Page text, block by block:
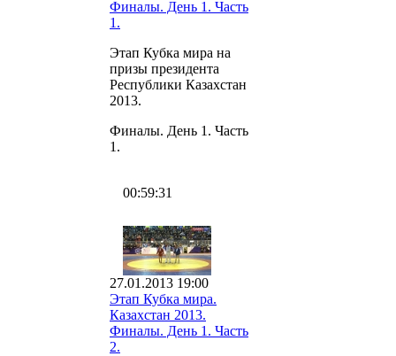
Финалы. День 1. Часть
1.
Этап Кубка мира на
призы президента
Республики Казахстан
2013.
Финалы. День 1. Часть
1.
00:59:31
27.01.2013 19:00
Этап Кубка мира.
Казахстан 2013.
Финалы. День 1. Часть
2.